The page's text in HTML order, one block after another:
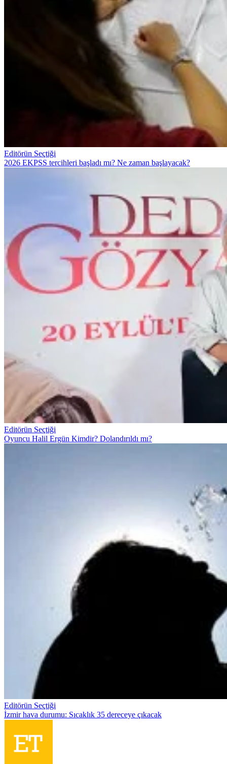
Editörün Seçtiği
2026 EKPSS tercihleri başladı mı? Ne zaman başlayacak?
Editörün Seçtiği
Oyuncu Halil Ergün Kimdir? Dolandırıldı mı?
Editörün Seçtiği
İzmir hava durumu: Sıcaklık 35 dereceye çıkacak